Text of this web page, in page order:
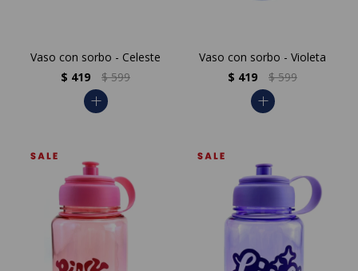
Vaso con sorbo - Celeste
$ 419 $ 599
add
Vaso con sorbo - Violeta
$ 419 $ 599
add